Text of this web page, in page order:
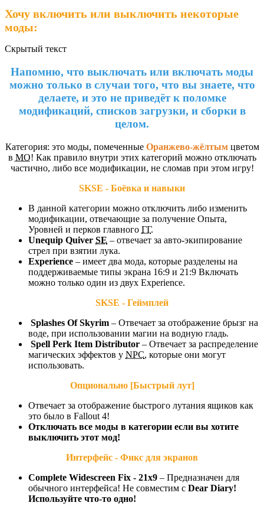
Хочу включить или выключить некоторые
моды:
Скрытый текст
Напомню, что выключать или включать моды
можно только в случаи того, что вы знаете, что
делаете, и это не приведёт к поломке
модификаций, списков загрузки, и сборки в
целом.
Категория: это моды, помеченные Оранжево-жёлтымцветом
в МО! Как правило внутри этих категорий можно отключать
частично, либо все модификации, не сломав при этом игру!
SKSE - Боёвка и навыки
В данной категории можно отключить либо изменить
модификации, отвечающие за получение Опыта,
Уровней и перков главного ГГ.
Unequip Quiver SE – отвечает за авто-экипирование
стрел при взятии лука.
Experience – имеет два мода, которые разделены на
поддерживаемые типы экрана 16:9 и 21:9 Включать
можно только один из двух Experience.
SKSE - Геймплей
Splashes Of Skyrim – Отвечает за отображение брызг на
воде, при использовании магии на водную гладь.
Spell Perk Item Distributor – Отвечает за распределение
магических эффектов у NPC, которые они могут
использовать.
Опционально [Быстрый лут]
Отвечает за отображение быстрого лутания ящиков как
это было в Fallout 4!
Отключать все моды в категории если вы хотите
выключить этот мод!
Интерфейс - Фикс для экранов
Complete Widescreen Fix - 21x9 – Предназначен для
обычного интерфейса! Не совместим с Dear Diary!
Используйте что-то одно!